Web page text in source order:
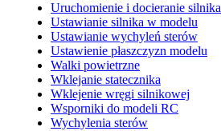
Uruchomienie i docieranie silnika
Ustawianie silnika w modelu
Ustawianie wychyleń sterów
Ustawienie płaszczyzn modelu
Walki powietrzne
Wklejanie statecznika
Wklejenie wręgi silnikowej
Wsporniki do modeli RC
Wychylenia sterów